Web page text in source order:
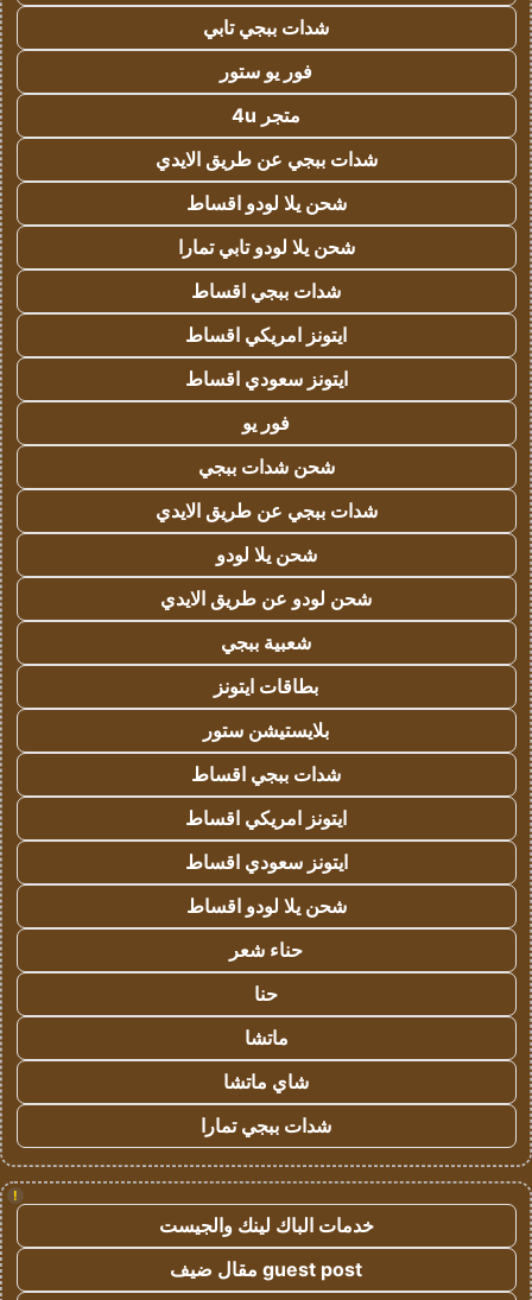
شدات ببجي تابي
فور يو ستور
متجر 4u
شدات ببجي عن طريق الايدي
شحن يلا لودو اقساط
شحن يلا لودو تابي تمارا
شدات ببجي اقساط
ايتونز امريكي اقساط
ايتونز سعودي اقساط
فور يو
شحن شدات ببجي
شدات ببجي عن طريق الايدي
شحن يلا لودو
شحن لودو عن طريق الايدي
شعبية ببجي
بطاقات ايتونز
بلايستيشن ستور
شدات ببجي اقساط
ايتونز امريكي اقساط
ايتونز سعودي اقساط
شحن يلا لودو اقساط
حناء شعر
حنا
ماتشا
شاي ماتشا
شدات ببجي تمارا
!
خدمات الباك لينك والجيست
guest post مقال ضيف